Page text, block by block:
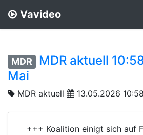
Vavideo
MDR
MDR aktuell
Mai
MDR aktuell 13.05.2026 10:58
+++ Koalition einigt sich auf